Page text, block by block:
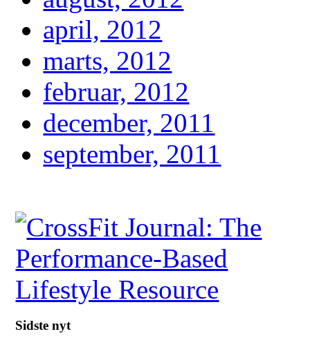
april, 2012
marts, 2012
februar, 2012
december, 2011
september, 2011
Sidste nyt